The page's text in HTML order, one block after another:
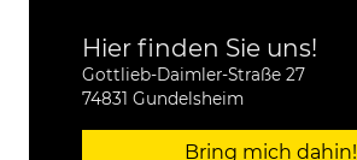
Hier finden Sie uns!
Gottlieb-Daimler-Straße 27
74831 Gundelsheim
Bring mich dahin!